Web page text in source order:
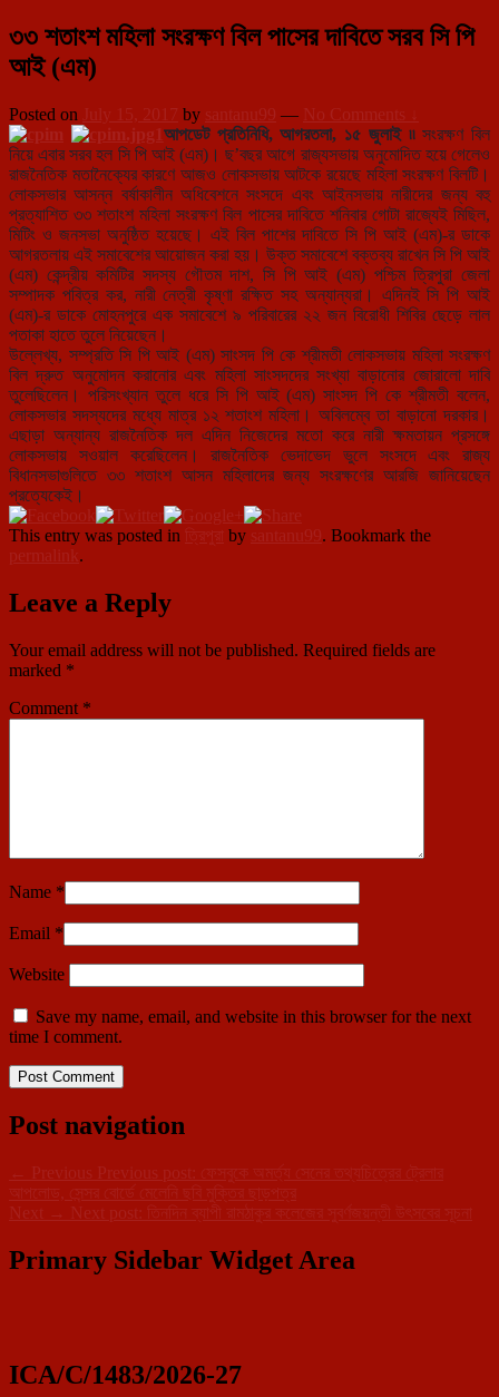
৩৩ শতাংশ মহিলা সংরক্ষণ বিল পাসের দাবিতে সরব সি পি
আই (এম)
Posted on July 15, 2017 by santanu99 — No Comments ↓
আপডেট প্রতিনিধি, আগরতলা, ১৫ জুলাই ৷৷সংরক্ষণ বিল
নিয়ে এবার সরব হল সি পি আই (এম)। ছ’বছর আগে রাজ্যসভায় অনুমোদিত হয়ে গেলেও
রাজনৈতিক মতানৈক্যের কারণে আজও লোকসভায় আটকে রয়েছে মহিলা সংরক্ষণ বিলটি।
লোকসভার আসন্ন বর্ষাকালীন অধিবেশনে সংসদে এবং আইনসভায় নারীদের জন্য বহু
প্রত্যাশিত ৩৩ শতাংশ মহিলা সংরক্ষণ বিল পাসের দাবিতে শনিবার গোটা রাজ্যেই মিছিল,
মিটিং ও জনসভা অনুষ্ঠিত হয়েছে। এই বিল পাশের দাবিতে সি পি আই (এম)-র ডাকে
আগরতলায় এই সমাবেশের আয়োজন করা হয়। উক্ত সমাবেশে বক্তব্য রাখেন সি পি আই
(এম) কেন্দ্রীয় কমিটির সদস্য গৌতম দাশ, সি পি আই (এম) পশ্চিম ত্রিপুরা জেলা
সম্পাদক পবিত্র কর, নারী নেত্রী কৃষ্ণা রক্ষিত সহ অন্যান্যরা। এদিনই সি পি আই
(এম)-র ডাকে মোহনপুরে এক সমাবেশে ৯ পরিবারের ২২ জন বিরোধী শিবির ছেড়ে লাল
পতাকা হাতে তুলে নিয়েছেন।
উল্লেখ্য, সম্প্রতি সি পি আই (এম) সাংসদ পি কে শ্রীমতী লোকসভায় মহিলা সংরক্ষণ
বিল দ্রুত অনুমোদন করানোর এবং মহিলা সাংসদদের সংখ্যা বাড়ানোর জোরালো দাবি
তুলেছিলেন। পরিসংখ্যান তুলে ধরে সি পি আই (এম) সাংসদ পি কে শ্রীমতী বলেন,
লোকসভার সদস্যদের মধ্যে মাত্র ১২ শতাংশ মহিলা। অবিলম্বে তা বাড়ানো দরকার।
এছাড়া অন্যান্য রাজনৈতিক দল এদিন নিজেদের মতো করে নারী ক্ষমতায়ন প্রসঙ্গে
লোকসভায় সওয়াল করেছিলেন। রাজনৈতিক ভেদাভেদ ভুলে সংসদে এবং রাজ্য
বিধানসভাগুলিতে ৩৩ শতাংশ আসন মহিলাদের জন্য সংরক্ষণের আরজি জানিয়েছেন
প্রত্যেকেই।
This entry was posted in ত্রিপুরা by santanu99. Bookmark the
permalink.
Leave a Reply
Your email address will not be published. Required fields are
marked *
Comment *
Name *
Email *
Website
Save my name, email, and website in this browser for the next
time I comment.
Post navigation
← Previous Previous post:
ফেসবুকে অমর্ত্য সেনের তথ্যচিত্রের ট্রেলার
আপলোড, সেন্সর বোর্ডে মেলেনি ছবি মুক্তির ছাড়পত্র
Next → Next post: তিনদিন ব্যাপী রামঠাকুর কলেজের সুবর্ণজয়ন্তী উৎসবের সূচনা
Primary Sidebar Widget Area
ICA/C/1483/2026-27